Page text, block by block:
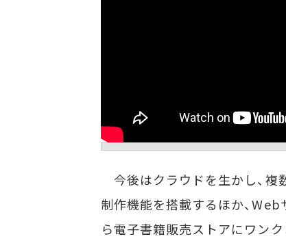
今後はクラウドを生かし、複
制作機能を搭載するほか、
ら電子書籍販売ストアにワン